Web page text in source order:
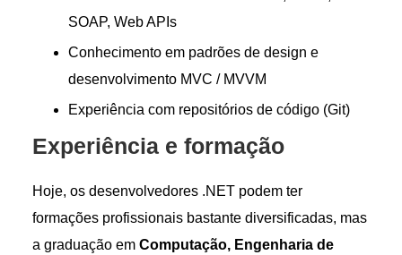
SOAP, Web APIs
Conhecimento em padrões de design e
desenvolvimento MVC / MVVM
Experiência com repositórios de código (Git)
Experiência e formação
Hoje, os desenvolvedores .NET podem ter
formações profissionais bastante diversificadas, mas
a graduação em Computação, Engenharia de